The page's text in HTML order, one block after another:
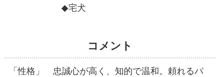
◆宅犬
コメント
「性格」 忠誠心が高く、知的で温和。頼れるパ